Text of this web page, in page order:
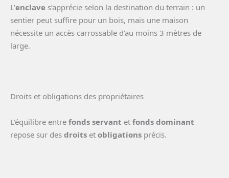
L’enclave s’apprécie selon la destination du terrain : un
sentier peut suffire pour un bois, mais une maison
nécessite un accès carrossable d’au moins 3 mètres de
large.
Droits et obligations des propriétaires
L’équilibre entre fonds servant et fonds dominant
repose sur des droits et obligations précis.